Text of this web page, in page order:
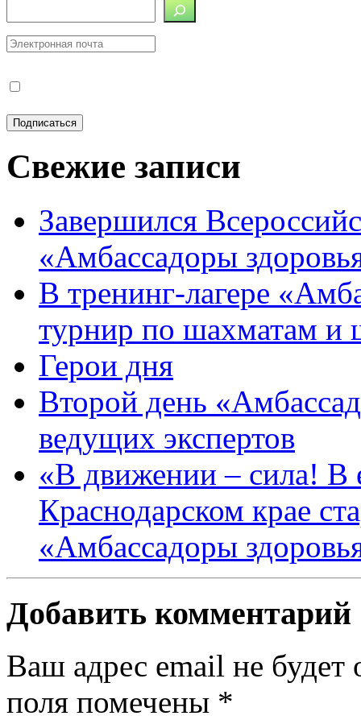
Свежие записи
Завершился
«Амбассадоры
В тренинг-лагере
турнир по шахматам и
Герои дня
Второй день
ведущих экспертов
«В движении – сила! В
Краснодарском крае
«Амбассадоры
Добавить комментарий
Ваш адрес email не будет
поля помечены *